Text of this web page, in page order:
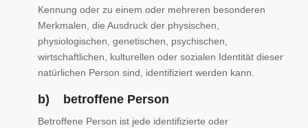
Kennung oder zu einem oder mehreren besonderen
Merkmalen, die Ausdruck der physischen,
physiologischen, genetischen, psychischen,
wirtschaftlichen, kulturellen oder sozialen Identität dieser
natürlichen Person sind, identifiziert werden kann.
b) betroffene Person
Betroffene Person ist jede identifizierte oder